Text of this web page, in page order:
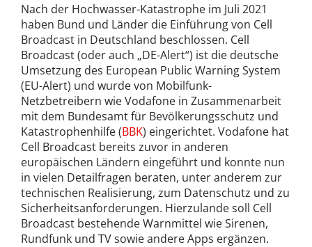
Nach der Hochwasser-Katastrophe im Juli 2021
haben Bund und Länder die Einführung von Cell
Broadcast in Deutschland beschlossen. Cell
Broadcast (oder auch „DE-Alert“) ist die deutsche
Umsetzung des European Public Warning System
(EU-Alert) und wurde von Mobilfunk-
Netzbetreibern wie Vodafone in Zusammenarbeit
mit dem Bundesamt für Bevölkerungsschutz und
Katastrophenhilfe (BBK) eingerichtet. Vodafone hat
Cell Broadcast bereits zuvor in anderen
europäischen Ländern eingeführt und konnte nun
in vielen Detailfragen beraten, unter anderem zur
technischen Realisierung, zum Datenschutz und zu
Sicherheitsanforderungen. Hierzulande soll Cell
Broadcast bestehende Warnmittel wie Sirenen,
Rundfunk und TV sowie andere Apps ergänzen.